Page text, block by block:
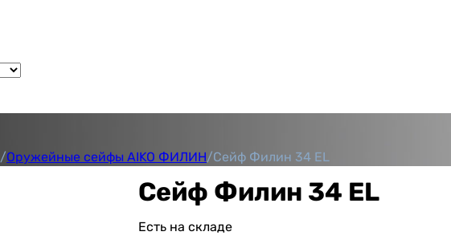
/Оружейные сейфы AIKO ФИЛИН/Сейф Филин 34 EL
Сейф Филин 34 EL
Есть на складе